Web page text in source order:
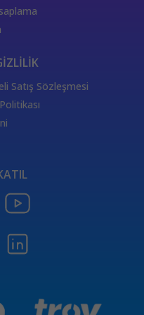
Kartı
buru
Finansal Astroloji
Satış Sözleşmesi